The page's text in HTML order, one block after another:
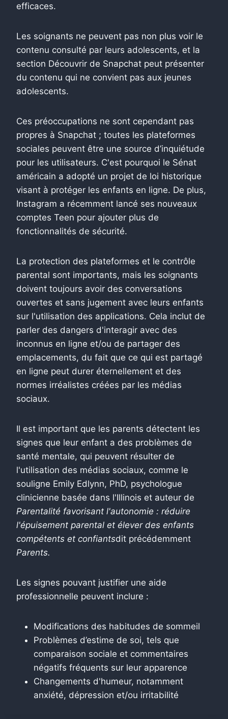
efficaces.
Les soignants ne peuvent pas non plus voir le
contenu consulté par leurs adolescents, et la
section Découvrir de Snapchat peut présenter
du contenu qui ne convient pas aux jeunes
adolescents.
Ces préoccupations ne sont cependant pas
propres à Snapchat ; toutes les plateformes
sociales peuvent être une source d’inquiétude
pour les utilisateurs. C'est pourquoi le Sénat
américain a adopté un projet de loi historique
visant à protéger les enfants en ligne. De plus,
Instagram a récemment lancé ses nouveaux
comptes Teen pour ajouter plus de
fonctionnalités de sécurité.
La protection des plateformes et le contrôle
parental sont importants, mais les soignants
doivent toujours avoir des conversations
ouvertes et sans jugement avec leurs enfants
sur l'utilisation des applications. Cela inclut de
parler des dangers d'interagir avec des
inconnus en ligne et/ou de partager des
emplacements, du fait que ce qui est partagé
en ligne peut durer éternellement et des
normes irréalistes créées par les médias
sociaux.
Il est important que les parents détectent les
signes que leur enfant a des problèmes de
santé mentale, qui peuvent résulter de
l'utilisation des médias sociaux, comme le
souligne Emily Edlynn, PhD, psychologue
clinicienne basée dans l'Illinois et auteur de
Parentalité favorisant l'autonomie : réduire
l'épuisement parental et élever des enfants
compétents et confiantsdit précédemment
Parents.
Les signes pouvant justifier une aide
professionnelle peuvent inclure :
Modifications des habitudes de sommeil
Problèmes d’estime de soi, tels que
comparaison sociale et commentaires
négatifs fréquents sur leur apparence
Changements d'humeur, notamment
anxiété, dépression et/ou irritabilité